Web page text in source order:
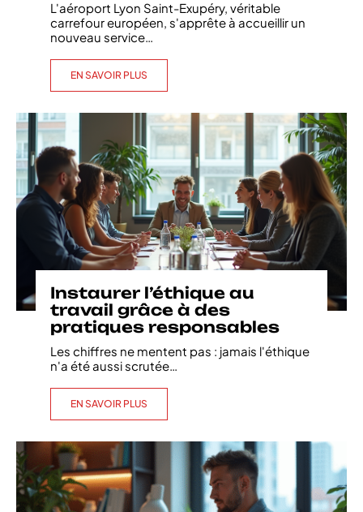
L'aéroport Lyon Saint-Exupéry, véritable
carrefour européen, s'apprête à accueillir un
nouveau service
EN SAVOIR PLUS
Instaurer l’éthique au
travail grâce à des
pratiques responsables
Les chiffres ne mentent pas : jamais l'éthique
n'a été aussi scrutée…
EN SAVOIR PLUS